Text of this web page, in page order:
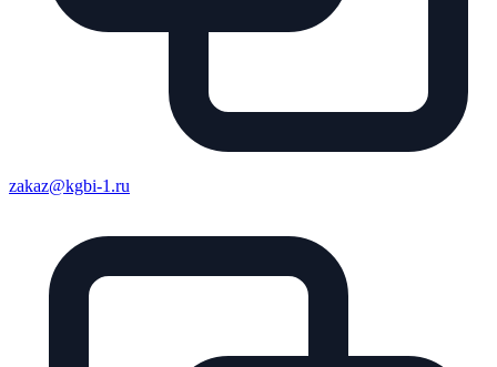
zakaz@kgbi-1.ru